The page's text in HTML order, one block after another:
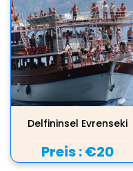
Delfininsel Evrenseki
Preis :€20